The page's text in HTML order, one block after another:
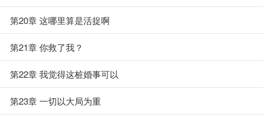
第20章 这哪里算是活捉啊
第21章 你救了我？
第22章 我觉得这桩婚事可以
第23章 一切以大局为重